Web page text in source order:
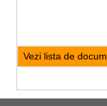
Vezi lista de